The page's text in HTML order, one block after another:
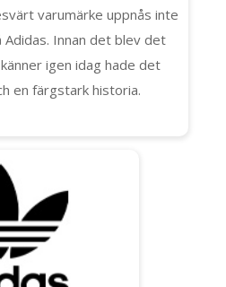
varumärke uppnås inte
Innan det blev det
igen idag hade det
en färgstark historia.
som dess logotyper
tiden, kolla in den här
på hur logotypen har